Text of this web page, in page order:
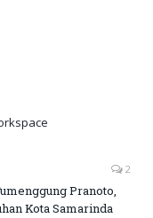
2
Pranoto,
Kota Samarinda